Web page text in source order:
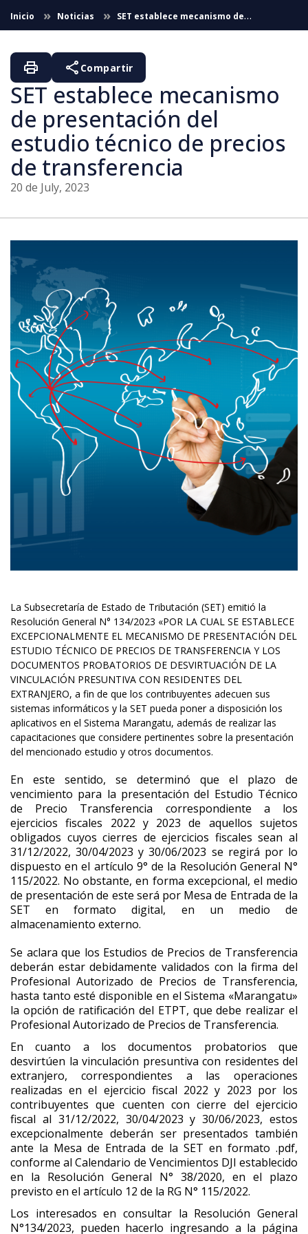
Skip to Main Content
Inicio Noticias
SET establece mecanismo de
presentación del estudio técnico de precios de transferencia
SET establece mecanismo
de presentación del
estudio técnico de precios
de transferencia
20 de July, 2023
print share Compartir
La Subsecretaría de Estado de Tributación (SET) emitió la
Resolución General N° 134/2023 «POR LA CUAL SE ESTABLECE
EXCEPCIONALMENTE EL MECANISMO DE PRESENTACIÓN DEL
ESTUDIO TÉCNICO DE PRECIOS DE TRANSFERENCIA Y LOS
DOCUMENTOS PROBATORIOS DE DESVIRTUACIÓN DE LA
VINCULACIÓN PRESUNTIVA CON RESIDENTES DEL
EXTRANJERO, a fin de que los contribuyentes adecuen sus
sistemas informáticos y la SET pueda poner a disposición los
aplicativos en el Sistema Marangatu, además de realizar las
capacitaciones que considere pertinentes sobre la presentación
del mencionado estudio y otros documentos.
En este sentido, se determinó que el plazo de
vencimiento para la presentación del Estudio Técnico
de Precio Transferencia correspondiente a los
ejercicios fiscales 2022 y 2023 de aquellos sujetos
obligados cuyos cierres de ejercicios fiscales sean al
31/12/2022, 30/04/2023 y 30/06/2023 se regirá por lo
dispuesto en el artículo 9° de la Resolución General N°
115/2022. No obstante, en forma excepcional, el medio
de presentación de este será por Mesa de Entrada de la
SET en formato digital, en un medio de
almacenamiento externo.
Se aclara que los Estudios de Precios de Transferencia
deberán estar debidamente validados con la firma del
Profesional Autorizado de Precios de Transferencia,
hasta tanto esté disponible en el Sistema «Marangatu»
la opción de ratificación del ETPT, que debe realizar el
Profesional Autorizado de Precios de Transferencia.
En cuanto a los documentos probatorios que
desvirtúen la vinculación presuntiva con residentes del
extranjero, correspondientes a las operaciones
realizadas en el ejercicio fiscal 2022 y 2023 por los
contribuyentes que cuenten con cierre del ejercicio
fiscal al 31/12/2022, 30/04/2023 y 30/06/2023, estos
excepcionalmente deberán ser presentados también
ante la Mesa de Entrada de la SET en formato .pdf,
conforme al Calendario de Vencimientos DJI establecido
en la Resolución General N° 38/2020, en el plazo
previsto en el artículo 12 de la RG N° 115/2022.
Los interesados en consultar la Resolución General
N°134/2023, pueden hacerlo ingresando a la página